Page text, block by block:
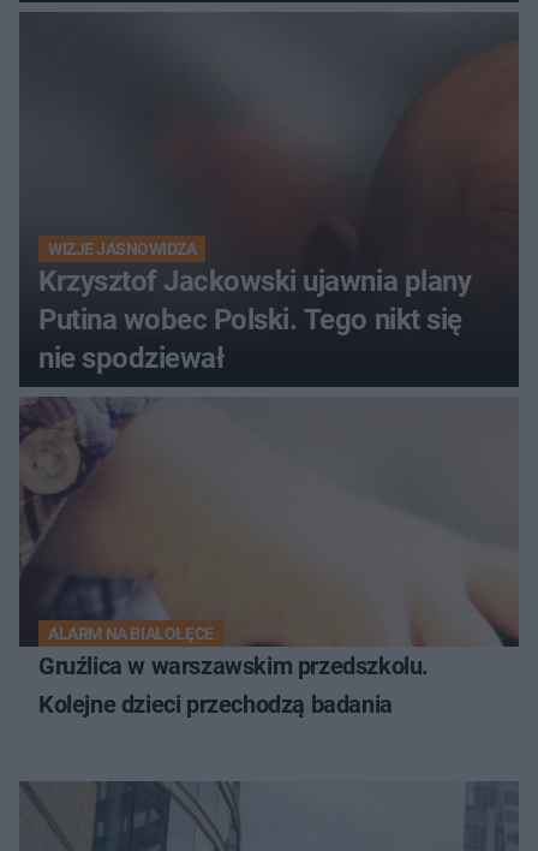
WIZJE JASNOWIDZA
Krzysztof Jackowski ujawnia plany
Putina wobec Polski. Tego nikt się
nie spodziewał
ALARM NA BIAŁOŁĘCE
Gruźlica w warszawskim przedszkolu.
Kolejne dzieci przechodzą badania